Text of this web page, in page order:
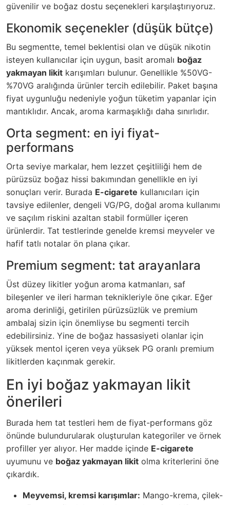
güvenilir ve boğaz dostu seçenekleri karşılaştırıyoruz.
Ekonomik seçenekler (düşük bütçe)
Bu segmentte, temel beklentisi olan ve düşük nikotin
isteyen kullanıcılar için uygun, basit aromalı boğaz
yakmayan likit karışımları bulunur. Genellikle %50VG-
%70VG aralığında ürünler tercih edilebilir. Paket başına
fiyat uygunluğu nedeniyle yoğun tüketim yapanlar için
mantıklıdır. Ancak, aroma karmaşıklığı daha sınırlıdır.
Orta segment: en iyi fiyat-
performans
Orta seviye markalar, hem lezzet çeşitliliği hem de
pürüzsüz boğaz hissi bakımından genellikle en iyi
sonuçları verir. Burada E-cigarete kullanıcıları için
tavsiye edilenler, dengeli VG/PG, doğal aroma kullanımı
ve saçılım riskini azaltan stabil formüller içeren
ürünlerdir. Tat testlerinde genelde kremsi meyveler ve
hafif tatlı notalar ön plana çıkar.
Premium segment: tat arayanlara
Üst düzey likitler yoğun aroma katmanları, saf
bileşenler ve ileri harman teknikleriyle öne çıkar. Eğer
aroma derinliği, getirilen pürüzsüzlük ve premium
ambalaj sizin için önemliyse bu segmenti tercih
edebilirsiniz. Yine de boğaz hassasiyeti olanlar için
yüksek mentol içeren veya yüksek PG oranlı premium
likitlerden kaçınmak gerekir.
En iyi boğaz yakmayan likit
önerileri
Burada hem tat testleri hem de fiyat-performans göz
önünde bulundurularak oluşturulan kategoriler ve örnek
profiller yer alıyor. Her madde içinde E-cigarete
uyumunu ve boğaz yakmayan likit olma kriterlerini öne
çıkardık.
Meyvemsi, kremsi karışımlar: Mango-krema, çilek-